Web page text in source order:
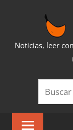
Noticias, leer
Buscar: